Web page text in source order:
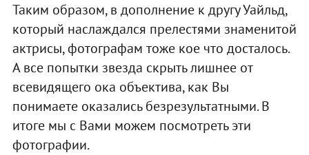
Таким образом, в дополнение к другу Уайльд,
который наслаждался прелестями знаменитой
актрисы, фотографам тоже кое что досталось.
А все попытки звезда скрыть лишнее от
всевидящего ока объектива, как Вы
понимаете оказались безрезультатными. В
итоге мы с Вами можем посмотреть эти
фотографии.